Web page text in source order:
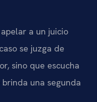
a un juicio
se juzga de
sino que escucha
una segunda